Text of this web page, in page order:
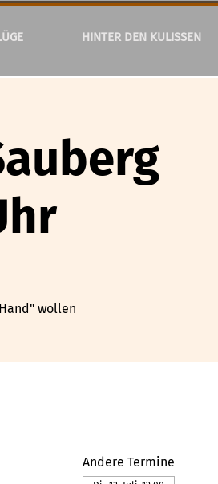
HINTER DEN KULISSEN
wollen
Andere Termine